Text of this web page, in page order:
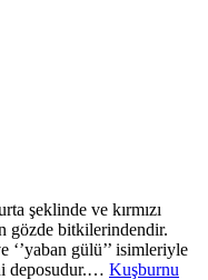
şeklinde ve kırmızı
gözde bitkilerindendir.
‘’yaban gülü’’ isimleriyle
deposudur.… Kuşburnu